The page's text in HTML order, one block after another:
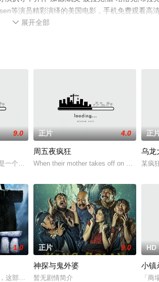
等演员精彩演绎的美国电影，手机免费观看高
情网等平台了解。
 展开全部
经是一名风光一时的好莱坞电影明星，他所塑造的
9.0
一个正直热心的小伙子，这日恰逢他休息，派出所
正片 4.0
周五夜疯狂
When their mother takes off on a
正
乌龙
某疯
1.0
这部传奇摇滚伪纪录片的续集让电影公司取得了一连
正片 9.0
神探与鬼外婆
暂无剧情简介
HD
小镇
「